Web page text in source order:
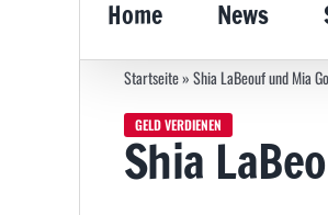
Home News
Startseite»Shia LaBeouf und Mia
GELD VERDIENEN
Shia